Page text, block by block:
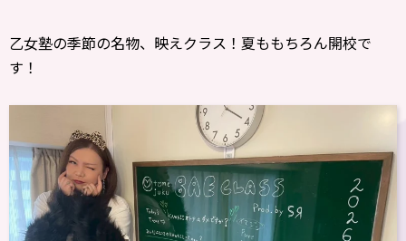
乙女塾の季節の名物、映えクラス！夏ももちろん開校で
す！